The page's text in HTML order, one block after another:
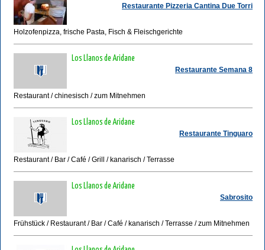
Restaurante Pizzeria Cantina Due Torri
Holzofenpizza, frische Pasta, Fisch & Fleischgerichte
Restaurante Semana 8
Los Llanos de Aridane
Restaurant / chinesisch / zum Mitnehmen
Restaurante Tinguaro
Los Llanos de Aridane
Restaurant / Bar / Café / Grill / kanarisch / Terrasse
Sabrosito
Los Llanos de Aridane
Frühstück / Restaurant / Bar / Café / kanarisch / Terrasse / zum Mitnehmen